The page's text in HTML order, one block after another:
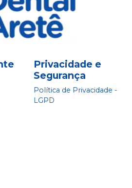
Privacidade e
Segurança
Política de Privacidade -
LGPD